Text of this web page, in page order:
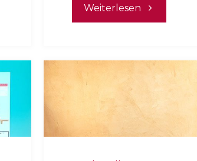
Weiterlesen"KBoM
KMK-